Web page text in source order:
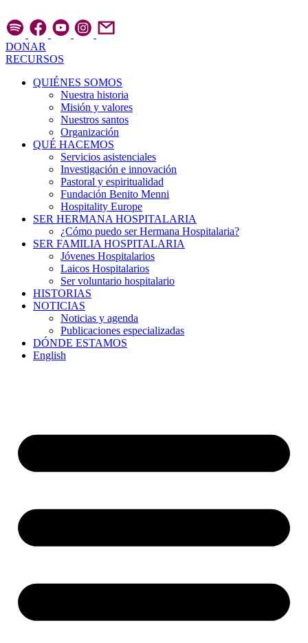
al
contenido
DONAR
RECURSOS
QUIÉNES SOMOS
Nuestra historia
Misión y valores
Nuestros santos
Organización
QUÉ HACEMOS
Servicios asistenciales
Investigación e innovación
Pastoral y espiritualidad
Fundación Benito Menni
Hospitality Europe
SER HERMANA HOSPITALARIA
¿Cómo puedo ser Hermana Hospitalaria?
SER FAMILIA HOSPITALARIA
Jóvenes Hospitalarios
Laicos Hospitalarios
Ser voluntario hospitalario
HISTORIAS
NOTICIAS
Noticias y agenda
Publicaciones especializadas
DÓNDE ESTAMOS
English